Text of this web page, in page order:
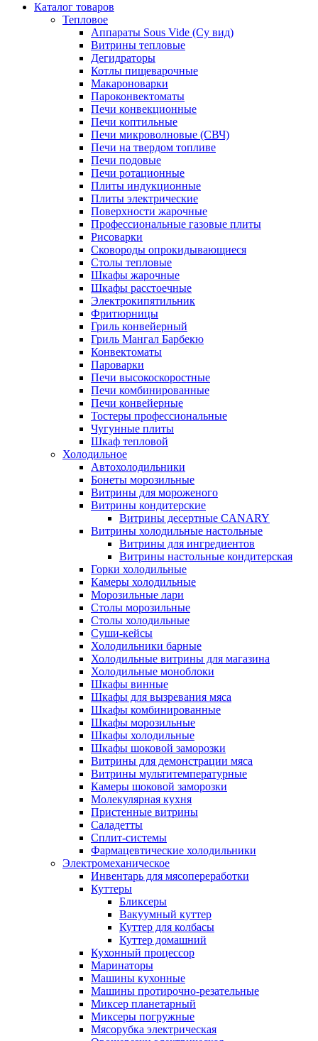
Каталог товаров
Тепловое
Аппараты Sous Vide (Су вид)
Витрины тепловые
Дегидраторы
Котлы пищеварочные
Макароноварки
Пароконвектоматы
Печи конвекционные
Печи коптильные
Печи микроволновые (СВЧ)
Печи на твердом топливе
Печи подовые
Печи ротационные
Плиты индукционные
Плиты электрические
Поверхности жарочные
Профессиональные газовые плиты
Рисоварки
Сковороды опрокидывающиеся
Столы тепловые
Шкафы жарочные
Шкафы расстоечные
Электрокипятильник
Фритюрницы
Гриль конвейерный
Гриль Мангал Барбекю
Конвектоматы
Пароварки
Печи высокоскоростные
Печи комбинированные
Печи конвейерные
Тостеры профессиональные
Чугунные плиты
Шкаф тепловой
Холодильное
Автохолодильники
Бонеты морозильные
Витрины для мороженого
Витрины кондитерские
Витрины десертные CANARY
Витрины холодильные настольные
Витрины для ингредиентов
Витрины настольные кондитерская
Горки холодильные
Камеры холодильные
Морозильные лари
Столы морозильные
Столы холодильные
Суши-кейсы
Холодильники барные
Холодильные витрины для магазина
Холодильные моноблоки
Шкафы винные
Шкафы для вызревания мяса
Шкафы комбинированные
Шкафы морозильные
Шкафы холодильные
Шкафы шоковой заморозки
Витрины для демонстрации мяса
Витрины мультитемпературные
Камеры шоковой заморозки
Молекулярная кухня
Пристенные витрины
Саладетты
Сплит-системы
Фармацевтические холодильники
Электромеханическое
Инвентарь для мясопереработки
Куттеры
Бликсеры
Вакуумный куттер
Куттер для колбасы
Куттер домашний
Кухонный процессор
Маринаторы
Машины кухонные
Машины протирочно-резательные
Миксер планетарный
Миксеры погружные
Мясорубка электрическая